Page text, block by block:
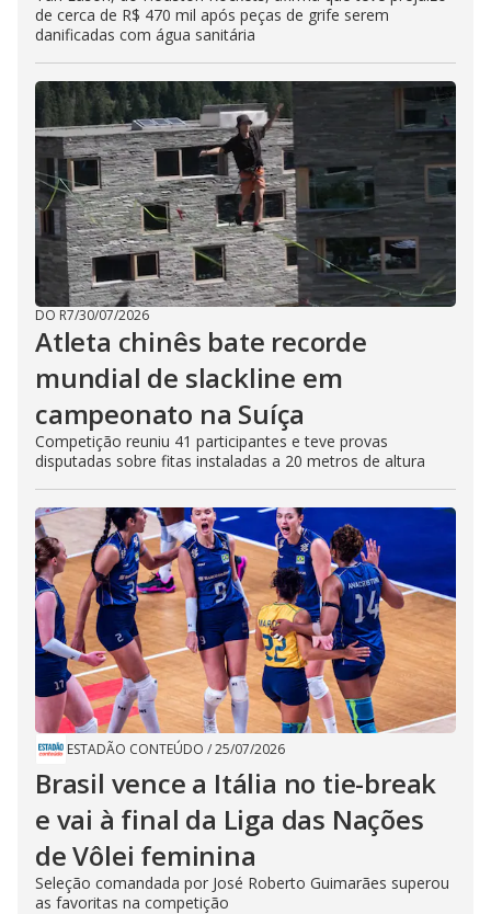
de cerca de R$ 470 mil após peças de grife serem
danificadas com água sanitária
DO R7/30/07/2026
Atleta chinês bate recorde
mundial de slackline em
campeonato na Suíça
Competição reuniu 41 participantes e teve provas
disputadas sobre fitas instaladas a 20 metros de altura
ESTADÃO CONTEÚDO /25/07/2026
Brasil vence a Itália no tie-break
e vai à final da Liga das Nações
de Vôlei feminina
Seleção comandada por José Roberto Guimarães superou
as favoritas na competição